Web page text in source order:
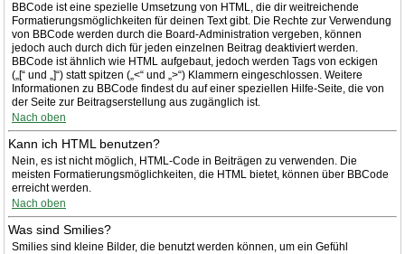
BBCode ist eine spezielle Umsetzung von HTML, die dir weitreichende
Formatierungsmöglichkeiten für deinen Text gibt. Die Rechte zur Verwendung
von BBCode werden durch die Board-Administration vergeben, können
jedoch auch durch dich für jeden einzelnen Beitrag deaktiviert werden.
BBCode ist ähnlich wie HTML aufgebaut, jedoch werden Tags von eckigen
(„[“ und „]“) statt spitzen („<“ und „>“) Klammern eingeschlossen. Weitere
Informationen zu BBCode findest du auf einer speziellen Hilfe-Seite, die von
der Seite zur Beitragserstellung aus zugänglich ist.
Nach oben
Kann ich HTML benutzen?
Nein, es ist nicht möglich, HTML-Code in Beiträgen zu verwenden. Die
meisten Formatierungsmöglichkeiten, die HTML bietet, können über BBCode
erreicht werden.
Nach oben
Was sind Smilies?
Smilies sind kleine Bilder, die benutzt werden können, um ein Gefühl